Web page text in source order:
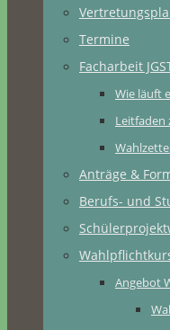
Termine
Facharbeit
Wie läuft
Leitfaden
Anträge &
Berufs- und
Angebot